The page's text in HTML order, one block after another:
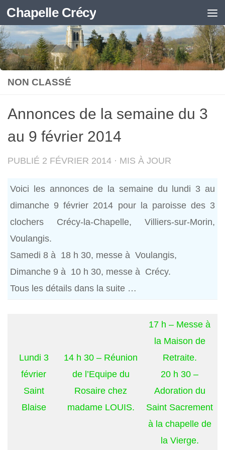
Skip to content
Chapelle Crécy
NON CLASSÉ
Annonces de la semaine du 3
au 9 février 2014
PUBLIÉ 2 FÉVRIER 2014 · MIS À JOUR
Voici les annonces de la semaine du lundi 3 au
dimanche 9 février 2014 pour la paroisse des 3
clochers Crécy-la-Chapelle, Villiers-sur-Morin,
Voulangis.
Samedi 8 à 18 h 30, messe à Voulangis,
Dimanche 9 à 10 h 30, messe à Crécy.
Tous les détails dans la suite …
Lundi 3
février
Saint
Blaise
14 h 30 – Réunion
de l’Equipe du
Rosaire chez
madame LOUIS.
17 h – Messe à
la Maison de
Retraite.
20 h 30 –
Adoration du
Saint Sacrement
à la chapelle de
la Vierge.